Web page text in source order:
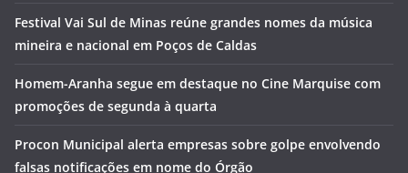
Festival Vai Sul de Minas reúne grandes nomes da música
mineira e nacional em Poços de Caldas
Homem-Aranha segue em destaque no Cine Marquise com
promoções de segunda à quarta
Procon Municipal alerta empresas sobre golpe envolvendo
falsas notificações em nome do Órgão